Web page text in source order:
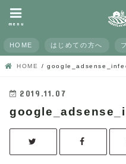
menu
HOME はじめての方へ
HOME
2019.11.07